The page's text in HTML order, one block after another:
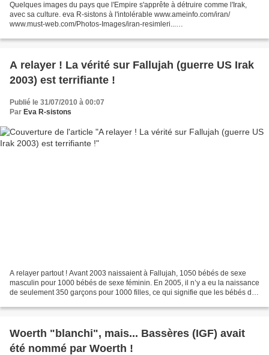
Quelques images du pays que l'Empire s'apprête à détruire comme l'Irak,
avec sa culture. eva R-sistons à l'intolérable www.ameinfo.com/iran/
www.must-web.com/Photos-Images/iran-resimleri...
A relayer ! La vérité sur Fallujah (guerre US Irak
2003) est terrifiante !
Publié le 31/07/2010 à 00:07
Par Eva R-sistons
A relayer partout ! Avant 2003 naissaient à Fallujah, 1050 bébés de sexe
masculin pour 1000 bébés de sexe féminin. En 2005, il n’y a eu la naissance
de seulement 350 garçons pour 1000 filles, ce qui signifie que les bébés de
Woerth "blanchi", mais... Bassères (IGF) avait
été nommé par Woerth !